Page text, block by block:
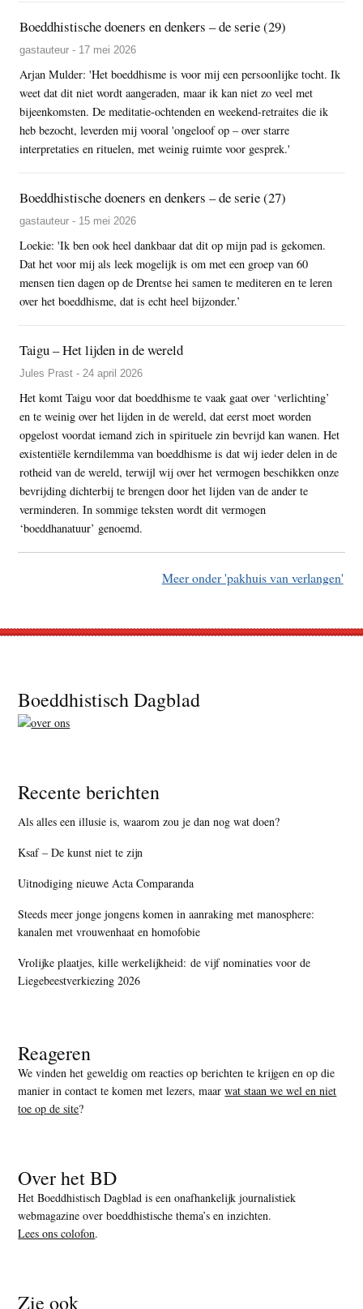
Boeddhistische doeners en denkers – de serie (29)
gastauteur - 17 mei 2026
Arjan Mulder: 'Het boeddhisme is voor mij een persoonlijke tocht. Ik
weet dat dit niet wordt aangeraden, maar ik kan niet zo veel met
bijeenkomsten. De meditatie-ochtenden en weekend-retraites die ik
heb bezocht, leverden mij vooral 'ongeloof op – over starre
interpretaties en rituelen, met weinig ruimte voor gesprek.'
Boeddhistische doeners en denkers – de serie (27)
gastauteur - 15 mei 2026
Loekie: 'Ik ben ook heel dankbaar dat dit op mijn pad is gekomen.
Dat het voor mij als leek mogelijk is om met een groep van 60
mensen tien dagen op de Drentse hei samen te mediteren en te leren
over het boeddhisme, dat is echt heel bijzonder.’
Taigu – Het lijden in de wereld
Jules Prast - 24 april 2026
Het komt Taigu voor dat boeddhisme te vaak gaat over ‘verlichting’
en te weinig over het lijden in de wereld, dat eerst moet worden
opgelost voordat iemand zich in spirituele zin bevrijd kan wanen. Het
existentiële kerndilemma van boeddhisme is dat wij ieder delen in de
rotheid van de wereld, terwijl wij over het vermogen beschikken onze
bevrijding dichterbij te brengen door het lijden van de ander te
verminderen. In sommige teksten wordt dit vermogen
‘boeddhanatuur’ genoemd.
Meer onder 'pakhuis van verlangen'
Footer
Boeddhistisch Dagblad
Recente berichten
Als alles een illusie is, waarom zou je dan nog wat doen?
Ksaf – De kunst niet te zijn
Uitnodiging nieuwe Acta Comparanda
Steeds meer jonge jongens komen in aanraking met manosphere:
kanalen met vrouwenhaat en homofobie
Vrolijke plaatjes, kille werkelijkheid: de vijf nominaties voor de
Liegebeestverkiezing 2026
Reageren
We vinden het geweldig om reacties op berichten te krijgen en op die
manier in contact te komen met lezers, maarwat staan we wel en niet
toe op de site?
Over het BD
Het Boeddhistisch Dagblad is een onafhankelijk journalistiek
webmagazine over boeddhistische thema’s en inzichten.
Lees ons colofon.
Zie ook